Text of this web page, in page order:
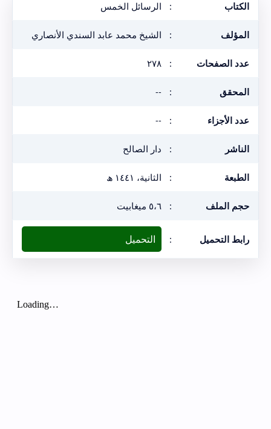
الكتاب : الرسائل الخمس
المؤلف : الشيخ محمد عابد السندي الأنصاري
عدد الصفحات : ٢٧٨
المحقق :
--
عدد الأجزاء :
--
الناشر : دار الصالح
الطبعة : الثانية، ١٤٤١ ھ
حجم الملف : ٥،٦ ميغابيت
رابط التحميل : التحميل